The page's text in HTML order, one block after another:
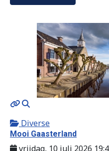
Diverse
Mooi Gaasterland
vrijdag, 10 juli 2026